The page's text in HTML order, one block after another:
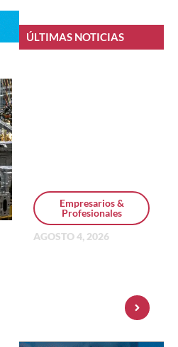
ÚLTIMAS NOTICIAS
Empresarios &
Profesionales
AGOSTO 4, 2026